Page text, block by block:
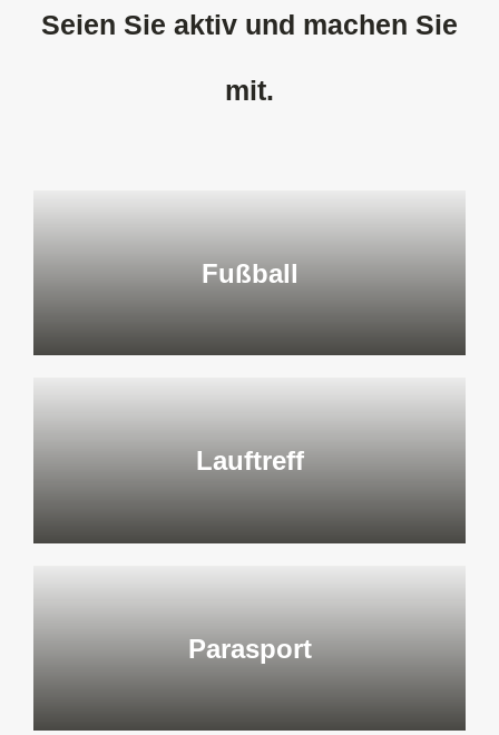
Seien Sie aktiv und machen Sie
mit.
Fußball
Lauftreff
Parasport